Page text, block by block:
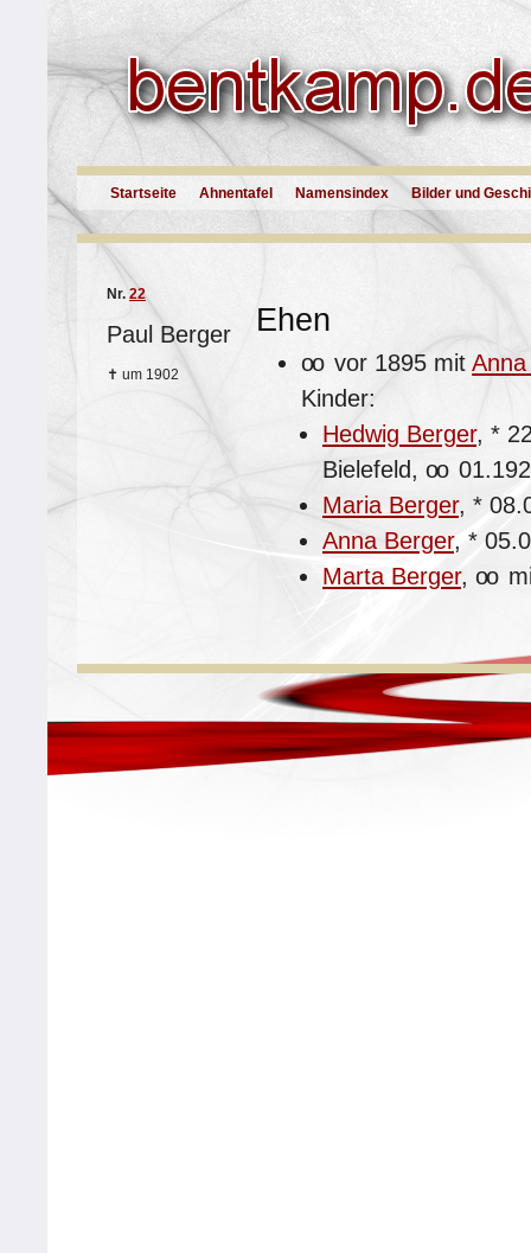
Startseite Ahnentafel Namensindex Bilder und
Nr. 22
Paul Berger
✝ um 1902
Ehen
oo vor 1895 mit
Kinder:
Hedwig Berger, *
Bielefeld, oo
Maria Berger, *
Anna Berger, *
Marta Berger, oo